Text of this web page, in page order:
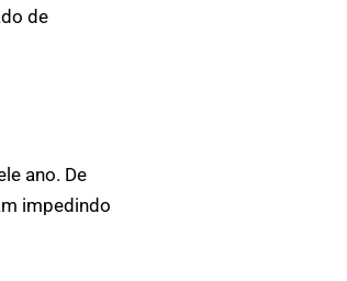
de
ano. De
impedindo